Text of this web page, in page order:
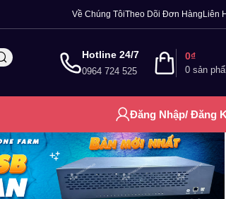
Về Chúng TôiTheo Dõi Đơn Hàng Liên
Hotline 24/7
0964 724 525 0 sản
0₫
Đăng Nhập/ Đăng